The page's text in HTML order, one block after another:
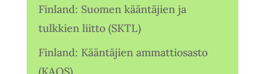
Finland: Suomen kääntäjien ja
tulkkien liitto (SKTL)
Finland: Kääntäjien ammattiosasto